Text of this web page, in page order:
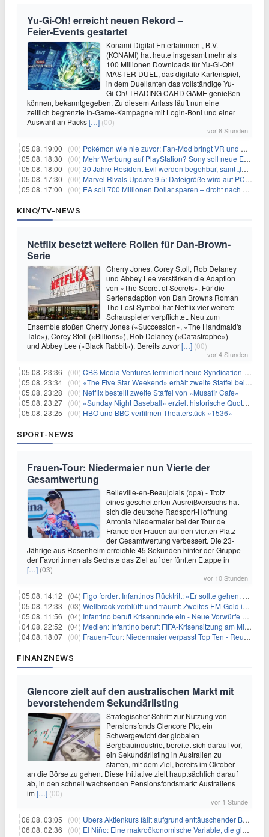
Yu‑Gi‑Oh! erreicht neuen Rekord –
Feier‑Events gestartet
Konami Digital Entertainment, B.V.
(KONAMI) hat heute insgesamt mehr als
100 Millionen Downloads für Yu-Gi-Oh!
MASTER DUEL, das digitale Kartenspiel,
in dem Duellanten das vollständige Yu-
Gi-Oh! TRADING CARD GAME genießen
können, bekanntgegeben. Zu diesem Anlass läuft nun eine
zeitlich begrenzte In-Game-Kampagne mit Login-Boni und einer
Auswahl an Packs[…] (00)
vor 8 Stunden
05.08. 19:00 | (00) Pokémon wie nie zuvor: Fan-Mod bringt VR und Ego-Perspektive nach Kanto
05.08. 18:30 | (00) Mehr Werbung auf PlayStation? Sony soll neue Einnahmequellen prüfen
05.08. 18:00 | (00) 30 Jahre Resident Evil werden begehbar, samt „lebensgroßem Leon“
05.08. 17:30 | (00) Marvel Rivals Update 9.5: Dateigröße wird auf PC und Konsolen deutlich reduziert
05.08. 17:00 | (00) EA soll 700 Millionen Dollar sparen – droht nach der Übernahme die nächste Entlassungswelle?
KINO/TV-NEWS
Netflix besetzt weitere Rollen für Dan-Brown-
Serie
Cherry Jones, Corey Stoll, Rob Delaney
und Abbey Lee verstärken die Adaption
von «The Secret of Secrets». Für die
Serienadaption von Dan Browns Roman
The Lost Symbol hat Netflix vier weitere
Schauspieler verpflichtet. Neu zum
Ensemble stoßen Cherry Jones («Succession», «The Handmaid's
Tale»), Corey Stoll («Billions»), Rob Delaney («Catastrophe»)
und Abbey Lee («Black Rabbit»). Bereits zuvor[…] (00)
vor 4 Stunden
05.08. 23:36 | (00) CBS Media Ventures terminiert neue Syndication-Formate
05.08. 23:34 | (00) «The Five Star Weekend» erhält zweite Staffel bei Peacock
05.08. 23:28 | (00) Netflix bestellt zweite Staffel von «Musafir Cafe»
05.08. 23:27 | (00) «Sunday Night Baseball» erzielt historische Quotenserie für NBC
05.08. 23:25 | (00) HBO und BBC verfilmen Theaterstück «1536»
SPORT-NEWS
Frauen-Tour: Niedermaier nun Vierte der
Gesamtwertung
Belleville-en-Beaujolais (dpa) - Trotz
eines gescheiterten Ausreißversuchs hat
sich die deutsche Radsport-Hoffnung
Antonia Niedermaier bei der Tour de
France der Frauen auf den vierten Platz
der Gesamtwertung verbessert. Die 23-
Jährige aus Rosenheim erreichte 45 Sekunden hinter der Gruppe
der Favoritinnen als Sechste das Ziel auf der fünften Etappe in
[…] (03)
vor 10 Stunden
05.08. 14:12 | (04) Figo fordert Infantinos Rücktritt: «Er sollte gehen. Jetzt»
05.08. 12:33 | (03) Wellbrock verblüfft und träumt: Zweites EM-Gold in Paris
05.08. 11:56 | (04) Infantino beruft Krisenrunde ein - Neue Vorwürfe gegen FIFA
04.08. 22:52 | (04) Medien: Infantino beruft FIFA-Krisensitzung am Mittwoch ein
04.08. 18:07 | (00) Frauen-Tour: Niedermaier verpasst Top Ten - Reusser siegt
FINANZNEWS
Glencore zielt auf den australischen Markt mit
bevorstehendem Sekundärlisting
Strategischer Schritt zur Nutzung von
Pensionsfonds Glencore Plc, ein
Schwergewicht der globalen
Bergbauindustrie, bereitet sich darauf vor,
ein Sekundärlisting in Australien zu
starten, mit dem Ziel, bereits im Oktober
an die Börse zu gehen. Diese Initiative zielt hauptsächlich darauf
ab, in den schnell wachsenden Pensionsfondsmarkt Australiens
im[…] (00)
vor 1 Stunde
06.08. 03:05 | (00) Ubers Aktienkurs fällt aufgrund enttäuschender Buchungsprognose
06.08. 02:36 | (00) El Niño: Eine makroökonomische Variable, die globale Wirtschaftslandschaften umgestaltet